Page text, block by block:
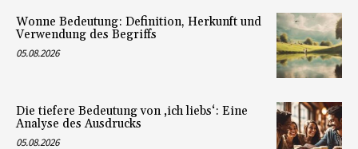
Wonne Bedeutung: Definition, Herkunft und
Verwendung des Begriffs
05.08.2026
Die tiefere Bedeutung von ‚ich liebs‘: Eine
Analyse des Ausdrucks
05.08.2026